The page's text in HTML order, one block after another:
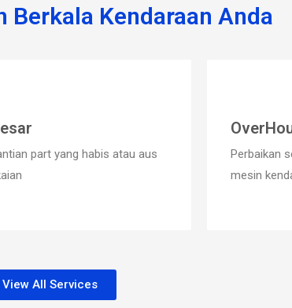
Berkala Kendaraan Anda
part yang habis atau aus
Perbaikan
mesin
View All Services